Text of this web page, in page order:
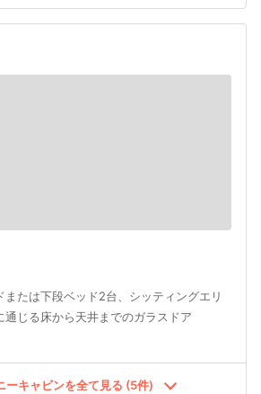
または下段ベッド2台、シッティングエリ
通じる床から天井までのガラスドア
ーキャビンを全て見る (5件)